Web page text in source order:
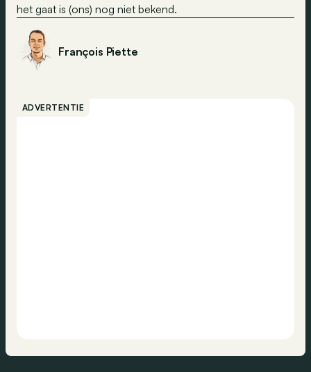
het gaat is (ons) nog niet bekend.
François Piette
ADVERTENTIE